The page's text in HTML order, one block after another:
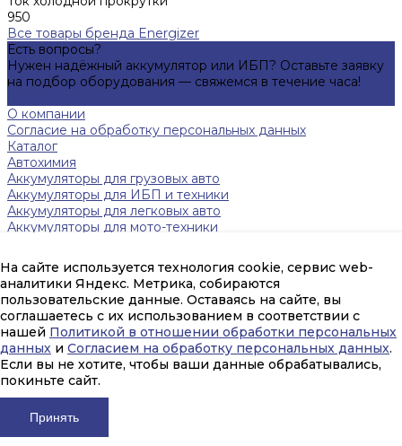
На сайте используется технология cookie, сервис web-
аналитики Яндекс. Метрика, собираются
пользовательские данные. Оставаясь на сайте, вы
соглашаетесь с их использованием в соответствии с
нашей Политикой в отношении обработки персональных
данных и Согласием на обработку персональных данных.
Если вы не хотите, чтобы ваши данные обрабатывались,
покиньте сайт.
Принять
950
Все товары бренда Energizer
Есть вопросы?
Нужен надёжный аккумулятор или ИБП? Оставьте заявку
на подбор оборудования — свяжемся в течение часа!
О компании
Согласие на обработку персональных данных
Каталог
Автохимия
Аккумуляторы для грузовых авто
Аккумуляторы для ИБП и техники
Аккумуляторы для легковых авто
Аккумуляторы для мото-техники
Инверторы
Источники бесперебойного питания
Тяговые аккумуляторы FAAM
Помощь
Оплата и гарантия
Доставка
mail@amperpeterburg.ru
г. Санкт-Петербург, улица Цветочная, 6М
Заказать звонок